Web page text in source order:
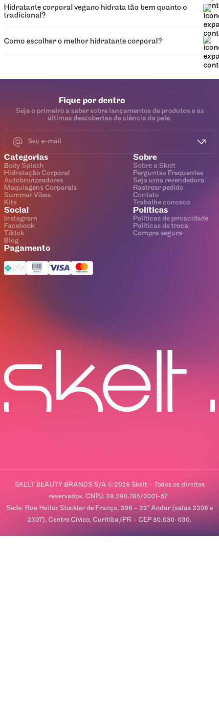
Hidratante corporal vegano hidrata tão bem quanto o
tradicional?
Como escolher o melhor hidratante corporal?
Fique por dentro
Seja o primeiro a saber sobre lançamentos de produtos e as
últimas descobertas da ciência da pele.
Categorias
Body Splash
Hidratação Corporal
Autobronzeadores
Maquiagens Corporais
Summer Vibes
Kits
Sobre
Sobre a Skelt
Perguntas Frequentes
Seja uma revendedora
Rastrear pedido
Contato
Trabalhe conosco
Social
Instagram
Facebook
Tiktok
Blog
Políticas
Políticas de privacidade
Políticas de troca
Compra segura
Pagamento
SKELT BEAUTY BRANDS S/A © 2026 Skelt – Todos os direitos
reservados. CNPJ: 38.290.785/0001-57
Sede: Rua Heitor Stockler de França, 396 – 23º Andar (salas 2306 e
2307), Centro Cívico, Curitiba/PR – CEP 80.030-030.